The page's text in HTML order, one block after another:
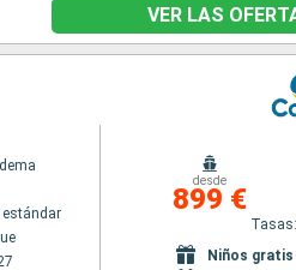
VER LAS
desde
899 €
Niños